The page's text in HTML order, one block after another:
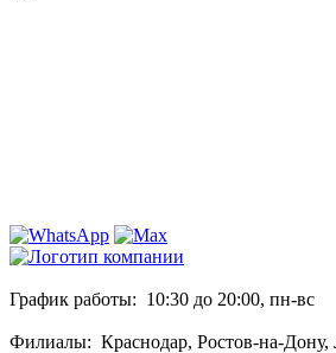
График работы: 10:30 до 20:00, пн-вс
Филиалы: Краснодар, Ростов-на-Дону,